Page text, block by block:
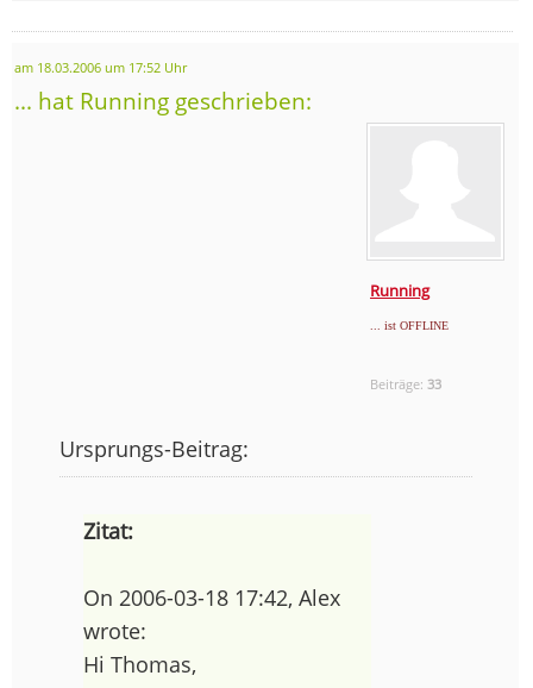
am 18.03.2006 um 17:52 Uhr
... hat Running geschrieben:
Running
... ist OFFLINE
Beiträge:33
Ursprungs-Beitrag:
Zitat:
On 2006-03-18 17:42, Alex
wrote:
Hi Thomas,